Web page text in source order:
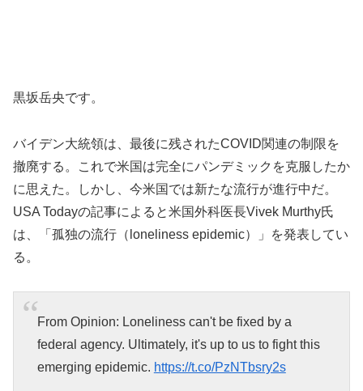
黒坂岳央です。
バイデン大統領は、最後に残されたCOVID関連の制限を
撤廃する。これで米国は完全にパンデミックを克服したか
に思えた。しかし、今米国では新たな流行が進行中だ。
USA Todayの記事によると米国外科医長Vivek Murthy氏
は、「孤独の流行（loneliness epidemic）」を発表してい
る。
From Opinion: Loneliness can't be fixed by a
federal agency. Ultimately, it's up to us to fight this
emerging epidemic. https://t.co/PzNTbsry2s